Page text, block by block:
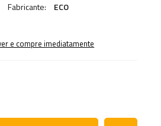
Fabricante: ECO
e compre imediatamente